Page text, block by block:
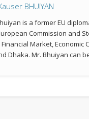
BHUIYAN
is a former EU
Commission and
Market, Economic
Dhaka. Mr. Bhuiyan can